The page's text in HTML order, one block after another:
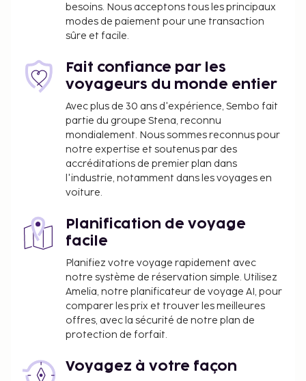
Les équipements et services proposés incluent un
service d'arrivée express, un service de départ
équipements et services qui caractérisent
l'hébergement, notamment l'accès Wi-Fi à Internet
gratuit et un service de conciergerie. Un petit
déjeuner continental gratuit est servi tous les jours
de 08 h 00 à 10 h 00.
Vous devrez payer les frais suivants à
l’hébergement. Ces frais peuvent comprendre les
taxes applicables :
personne et par nuit, pour un maximum de 14
nuits. Cette taxe ne s'applique pas aux enfants
de moins de 14 ans.
Nous avons indiqué tous les frais dont
l'hébergement nous a fait part.
Tous les clients, y compris les enfants, doivent
être présents à l'arrivée et présenter une pièce
passeport.
besoins. Nous acceptons tous les principaux
modes de paiement pour une transaction
sûre et facile.
Fait confiance par les
voyageurs du monde entier
Avec plus de 30 ans d'expérience, Sembo fait
partie du groupe Stena, reconnu
mondialement. Nous sommes reconnus pour
notre expertise et soutenus par des
accréditations de premier plan dans
l'industrie, notamment dans les voyages en
voiture.
Planification de voyage
facile
Planifiez votre voyage rapidement avec
notre système de réservation simple. Utilisez
Amelia, notre planificateur de voyage AI, pour
comparer les prix et trouver les meilleures
offres, avec la sécurité de notre plan de
protection de forfait.
Voyagez à votre façon